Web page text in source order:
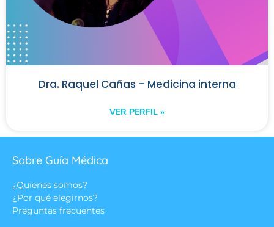
Dra. Raquel Cañas – Medicina interna
VER PERFIL »
Sobre Guía Médica
¿Quienes somos?
¿Por qué elegirnos?
Preguntas frecuentes